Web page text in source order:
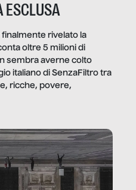
ESCLUSA
finalmente rivelato la
oltre 5 milioni di
sembra averne colto
italiano di SenzaFiltro tra
ricche, povere,